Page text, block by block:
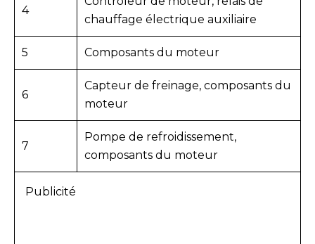
4
chauffage électrique auxiliaire
5 Composants du moteur
6
Capteur de freinage, composants du
moteur
7
Pompe de refroidissement,
composants du moteur
Publicité